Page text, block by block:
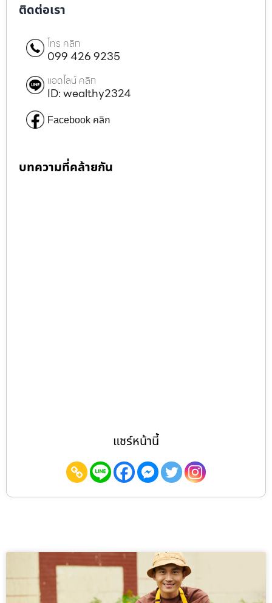
ติดต่อเรา
โทร คลิก
099 426 9235
แอดไลน์ คลิก
ID: wealthy2324
Facebook คลิก
บทความที่คล้ายกัน
แชร์หน้านี้